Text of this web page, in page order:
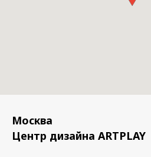
Москва
Центр дизайна ARTPLAY